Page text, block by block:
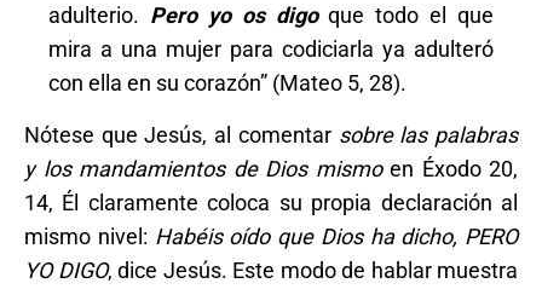
adulterio. Pero yo os digoque todo el que
mira a una mujer para codiciarla ya adulteró
con ella en su corazón” (Mateo 5, 28).
Nótese que Jesús, al comentar sobre las palabras
y los mandamientos de Dios mismoen Éxodo 20,
14, Él claramente coloca su propia declaración al
mismo nivel: Habéis oído que Dios ha dicho, PERO
YO DIGO, dice Jesús. Este modo de hablar muestra